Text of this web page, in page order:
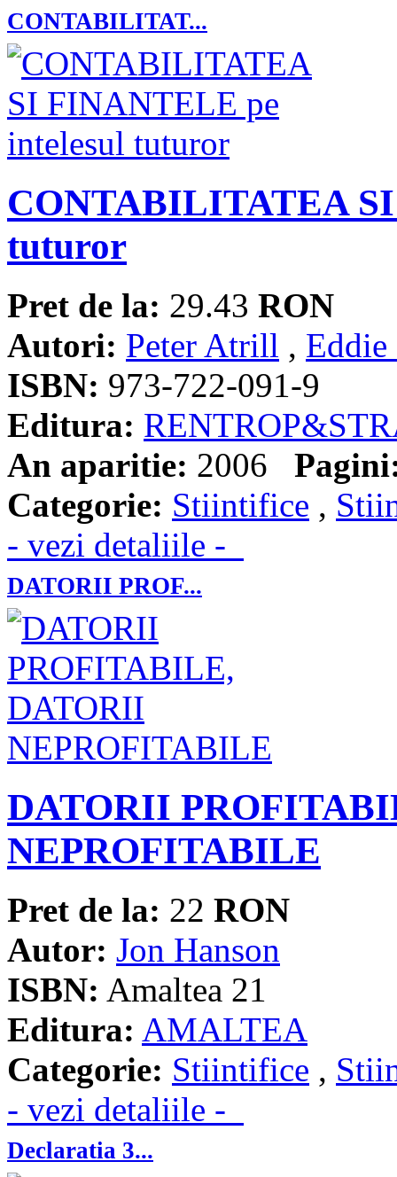
CONTABILITAT...
CONTABILITATEA
tuturor
Pret de la: 29.43 RON
Autori: Peter Atrill ,
ISBN: 973-722-091-9
Editura:
An aparitie: 2006
Categorie: Stiintifice ,
- vezi detaliile -
DATORII PROF...
DATORII
NEPROFITABILE
Pret de la: 22 RON
Autor: Jon Hanson
ISBN: Amaltea 21
Editura: AMALTEA
Categorie: Stiintifice ,
- vezi detaliile -
Declaratia 3...